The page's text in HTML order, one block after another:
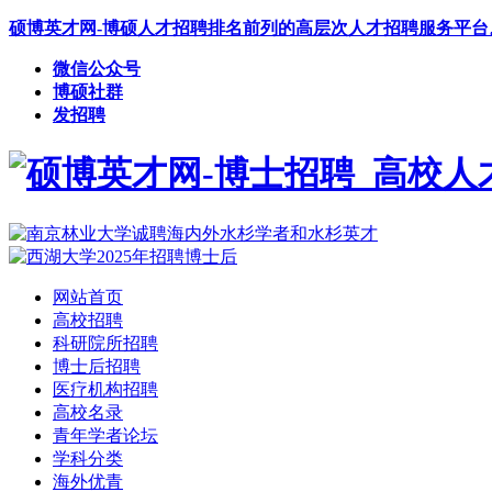
硕博英才网-博硕人才招聘排名前列的高层次人才招聘服务平台
微信公众号
博硕社群
发招聘
网站首页
高校招聘
科研院所招聘
博士后招聘
医疗机构招聘
高校名录
青年学者论坛
学科分类
海外优青